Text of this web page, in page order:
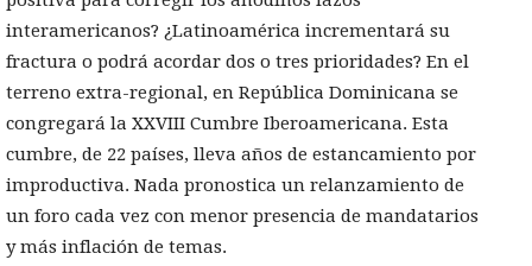
interamericanos? ¿Latinoamérica incrementará su
fractura o podrá acordar dos o tres prioridades? En el
terreno extra-regional, en República Dominicana se
congregará la XXVIII Cumbre Iberoamericana. Esta
cumbre, de 22 países, lleva años de estancamiento por
improductiva. Nada pronostica un relanzamiento de
un foro cada vez con menor presencia de mandatarios
y más inflación de temas.